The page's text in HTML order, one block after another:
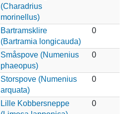
(Charadrius
morinellus)
Bartramsklire
(Bartramia longicauda)
0
Småspove (Numenius
phaeopus)
0
Storspove (Numenius
arquata)
0
Lille Kobbersneppe
0